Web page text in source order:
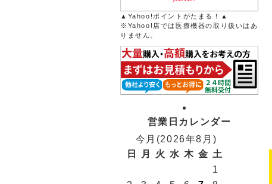
▲Yahoo!ポイントがたまる！▲
※Yahoo!店では医療機器の取り扱いはあ
りません。
営業日カレンダー
今月(2026年8月)
日
月 火 水 木 金 土
1